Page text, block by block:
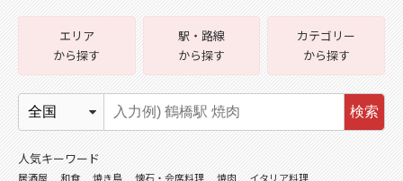
エリア
から探す
駅・路線
から探す
カテゴリー
から探す
検索
人気キーワード
居酒屋 和食 焼き鳥 懐石・会席料理 焼肉
イタリア料理